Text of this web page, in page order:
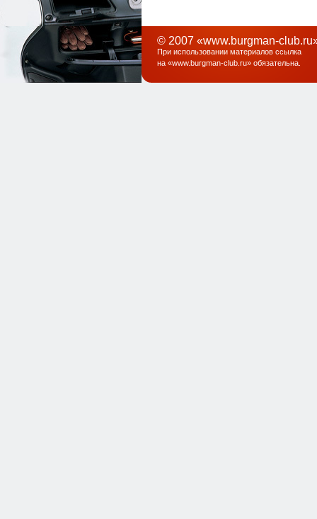
© 2007 «www.burgman-
При использовании материалов ссылка
на «www.burgman-club.ru» обязательна